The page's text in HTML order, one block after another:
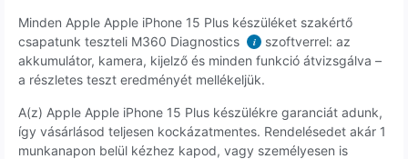
Minden Apple Apple iPhone 15 Plus készüléket szakértő
csapatunk teszteli M360 Diagnostics
i
szoftverrel: az
akkumulátor, kamera, kijelző és minden funkció átvizsgálva –
a részletes teszt eredményét mellékeljük.
A(z) Apple Apple iPhone 15 Plus készülékre garanciát adunk,
így vásárlásod teljesen kockázatmentes. Rendelésedet akár 1
munkanapon belül kézhez kapod, vagy személyesen is